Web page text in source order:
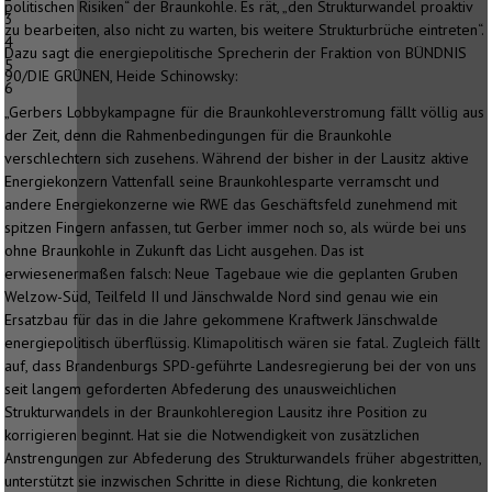
3
4
5
6
politischen Risiken“ der Braunkohle. Es rät, „den Strukturwandel proaktiv
zu bearbeiten, also nicht zu warten, bis weitere Strukturbrüche eintreten“.
Dazu sagt die energiepolitische Sprecherin der Fraktion von BÜNDNIS
90/DIE GRÜNEN, Heide Schinowsky:
„Gerbers Lobbykampagne für die Braunkohleverstromung fällt völlig aus
der Zeit, denn die Rahmenbedingungen für die Braunkohle
verschlechtern sich zusehens. Während der bisher in der Lausitz aktive
Energiekonzern Vattenfall seine Braunkohlesparte verramscht und
andere Energiekonzerne wie RWE das Geschäftsfeld zunehmend mit
spitzen Fingern anfassen, tut Gerber immer noch so, als würde bei uns
ohne Braunkohle in Zukunft das Licht ausgehen. Das ist
erwiesenermaßen falsch: Neue Tagebaue wie die geplanten Gruben
Welzow-Süd, Teilfeld II und Jänschwalde Nord sind genau wie ein
Ersatzbau für das in die Jahre gekommene Kraftwerk Jänschwalde
energiepolitisch überflüssig. Klimapolitisch wären sie fatal. Zugleich fällt
auf, dass Brandenburgs SPD-geführte Landesregierung bei der von uns
seit langem geforderten Abfederung des unausweichlichen
Strukturwandels in der Braunkohleregion Lausitz ihre Position zu
korrigieren beginnt. Hat sie die Notwendigkeit von zusätzlichen
Anstrengungen zur Abfederung des Strukturwandels früher abgestritten,
unterstützt sie inzwischen Schritte in diese Richtung, die konkreten